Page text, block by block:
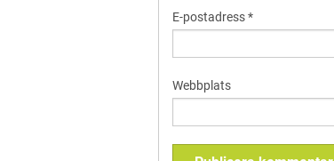
E-postadress*
Webbplats